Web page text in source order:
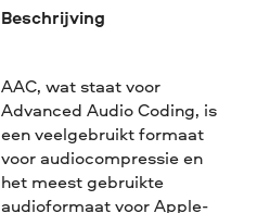
Beschrijving
AAC, wat staat voor
Advanced Audio Coding, is
een veelgebruikt formaat
voor audiocompressie en
het meest gebruikte
audioformaat voor Apple-